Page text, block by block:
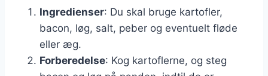
Ingredienser: Du skal bruge kartofler,
bacon, løg, salt, peber og eventuelt fløde
eller æg.
Forberedelse: Kog kartoflerne, og steg